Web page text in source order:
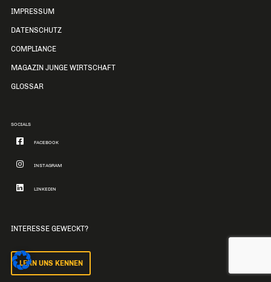
IMPRESSUM
DATENSCHUTZ
COMPLIANCE
MAGAZIN JUNGE WIRTSCHAFT
GLOSSAR
SOCIALS
FACEBOOK
INSTAGRAM
LINKEDIN
INTERESSE GEWECKT?
LERN UNS KENNEN